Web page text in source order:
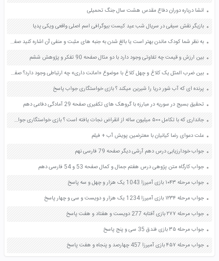
انشا درباره دوران دفاع مقدس هشت سال جنگ تحمیلی
بازیگر نقش سیفی در سریال شب عید کیست بیوگرافی اسم اصلی واقعی ویکی پدیا
به نظر شما کودک ماندن بهتر است یا بالغ شدن به جنبه های مثبت و منفی آن اشاره کنید صفحه 9 تفکر و سبک زندگی پسران هشتم
بین ارزش و قیمت چه تفاوتی وجود دارد با دو مثال صفحه 90 تفکر و پژوهش ششم
بین ضرب المثل یک کلاغ و چهل کلاغ با موضوع «امانت داری» چه ارتباطی وجود دارد؟ صفحه 101 هدیه های آسمان چهارم
پرنده ای که آب شور دریا را شیرین میکند ؟ بازی خواستگاری جواب پاسخ
تحقیق بسیج در سوریه در مبارزه با گروهک های تکفیری صفحه 29 آمادگی دفاعی دهم
جانداری که با تکامل ۵۰۰ میلیون ساله از انقراض نجات یافته است ؟ بازی خواستگاری جواب پاسخ
علت دعوای رضا کیانیان با معترضین پویش آب + فیلم
جواب خودارزیابی درس دهم آرشی دیگر صفحه 79 فارسی نهم
جواب کارگاه متن پژوهی درس هفتم جمال و کمال صفحه 53 و 54 فارسی دهم
جواب مرحله ۱۰۴۳ بازی آمیرزا 1043 یک هزار و چهل و سه پاسخ
جواب مرحله ۱۲۳۴ بازی آمیرزا 1234 یک هزار و دویست و سی و چهار پاسخ
جواب مرحله ۲۷۷ بازی آفتابه 277 دویست و هفتاد و هفت پاسخ
جواب مرحله ۳۵ بازی فندق 35 سی و پنج پاسخ
جواب مرحله ۴۵۷ بازی آمیرزا 457 چهارصد و پنجاه و هفت پاسخ